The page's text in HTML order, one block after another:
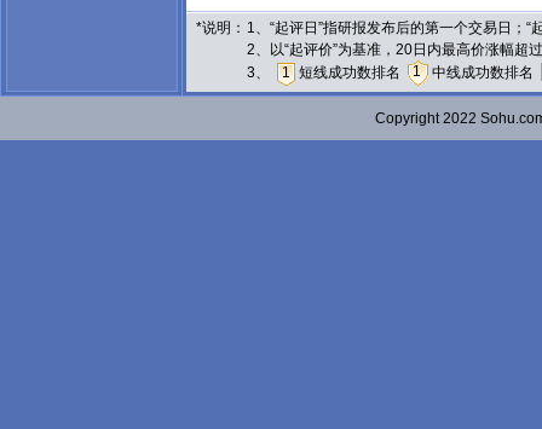
*说明： 1、“起评日”指研报发布后的第一个交易日；
2、以“起评价”为基准，20日内最高价涨幅
3、
1 短线成功数排名 1 中线成功数排名
Copyright 2022